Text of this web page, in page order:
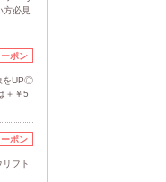
方必見
ポン
をUP◎
＋￥5
ポン
フト